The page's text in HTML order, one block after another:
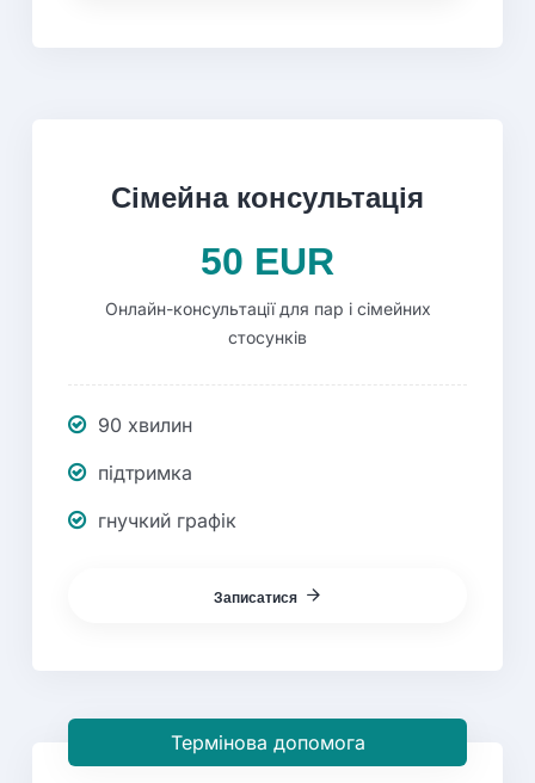
Сімейнаконсультація
50 EUR
Онлайн-консультації для пар і сімейних
стосунків
90 хвилин
підтримка
гнучкий графік
Записатися
Термінова допомога